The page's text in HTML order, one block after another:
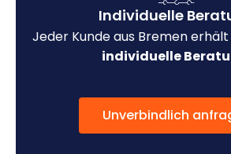
Individuelle
Jeder Kunde aus Bremen
individuelle
Unverbindlich